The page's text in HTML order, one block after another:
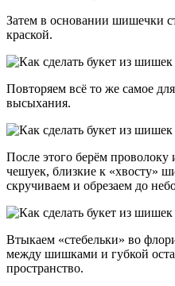
Затем в основании шишечки
краской.
Повторяем всё то же самое
высыхания.
После этого берём проволоку
чешуек, близкие к «хвосту»
скручиваем и обрезаем до
Втыкаем «стебельки» во
между шишками и губкой
пространство.